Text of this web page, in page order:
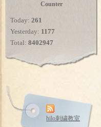
Counter
Today: 261
Yesterday: 1177
Total: 8402947
hilo刺繍教室